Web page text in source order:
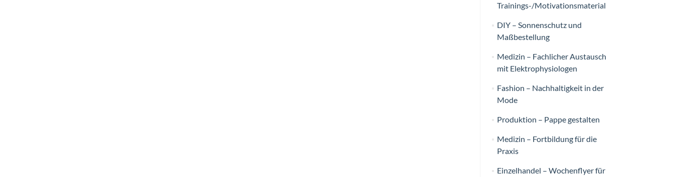
Trainings-/Motivationsmaterial
DIY – Sonnenschutz und
Maßbestellung
Medizin – Fachlicher Austausch
mit Elektrophysiologen
Fashion – Nachhaltigkeit in der
Mode
Produktion – Pappe gestalten
Medizin – Fortbildung für die
Praxis
Einzelhandel – Wochenflyer für